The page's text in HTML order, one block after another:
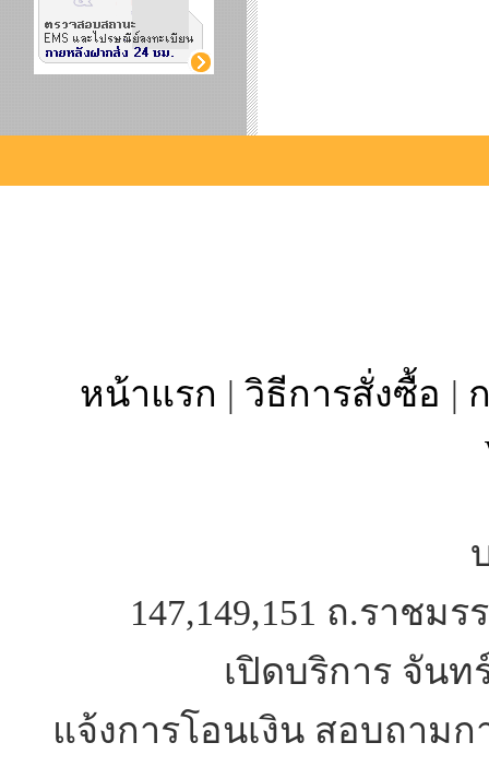
หน้าแรก | วิธีการสั่งซื้อ |
147,149,151 ถ.ราชม
เปิดบริการ จันท
แจ้งการโอนเงิน สอบถามก